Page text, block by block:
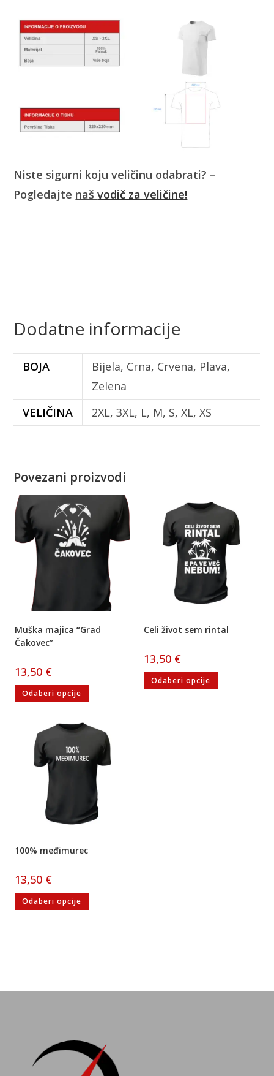
Niste sigurni koju veličinu odabrati? –
Pogledajte našvodič za veličine!
Dodatne informacije
BOJA
Bijela, Crna, Crvena, Plava,
Zelena
VELIČINA
2XL, 3XL, L, M, S, XL, XS
Povezani proizvodi
Muška majica “Grad
Čakovec”
13,50 €
Odaberi opcije
Celi život sem rintal
13,50 €
Odaberi opcije
100% međimurec
13,50 €
Odaberi opcije